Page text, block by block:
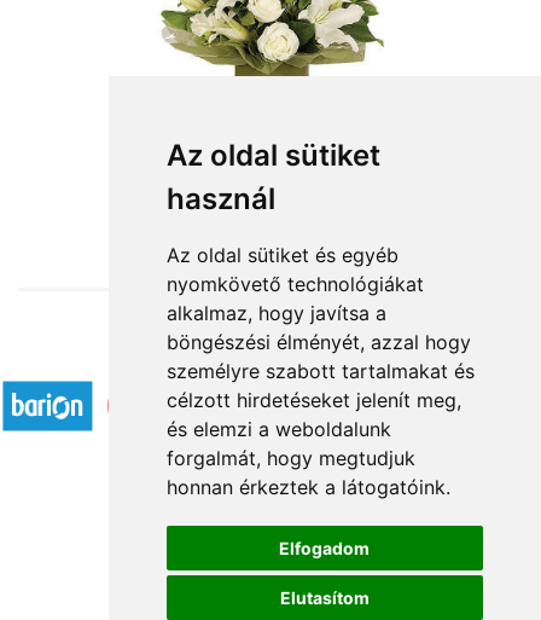
Az oldal sütiket
használ
Az oldal sütiket és egyéb
nyomkövető technológiákat
alkalmaz, hogy javítsa a
böngészési élményét, azzal hogy
személyre szabott tartalmakat és
célzott hirdetéseket jelenít meg,
és elemzi a weboldalunk
forgalmát, hogy megtudjuk
honnan érkeztek a látogatóink.
Elfogadom
Elutasítom
Tengernyi szeretet
29 960 Ft-tól
Elfogadott fizetési módok
Á.SZ.F.
Impresszum
Adatkezelési tájékoztató